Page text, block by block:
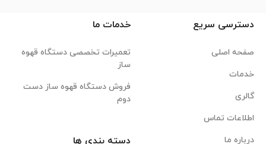
دسترسی سریع
صفحه اصلی
خدمات
گالری
اطلاعات تماس
درباره ما
خدمات ما
تعمیرات تخصصی دستگاه قهوه
ساز
فروش دستگاه قهوه ساز دست
دوم
دسته بندی ها